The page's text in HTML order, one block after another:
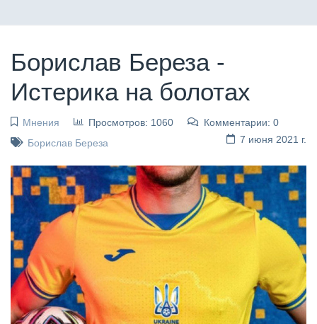
Борислав Береза -
Истерика на болотах
Мнения Просмотров: 1060
Комментарии: 0
7 июня 2021 г.
Борислав Береза